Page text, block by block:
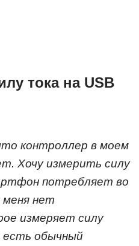
тока на USB
контроллер в моем
Хочу измерить силу
потребляет во
меня нет
измеряет силу
обычный